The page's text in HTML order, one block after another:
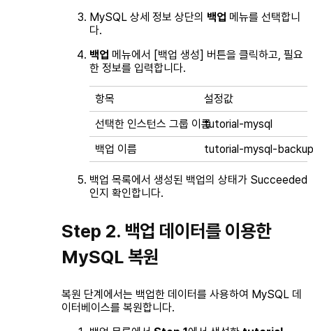
MySQL 상세 정보 상단의 백업 메뉴를 선택합니
다.
백업 메뉴에서 [백업 생성] 버튼을 클릭하고, 필요
한 정보를 입력합니다.
항목
설정값
선택한 인스턴스 그룹 이름tutorial-mysql
백업 이름
tutorial-mysql-
백업 목록에서 생성된 백업의 상태가 Succeeded
인지 확인합니다.
Step 2. 백업 데이터를 이용한
MySQL 복원
복원 단계에서는 백업한 데이터를 사용하여 MySQL 데
이터베이스를 복원합니다.